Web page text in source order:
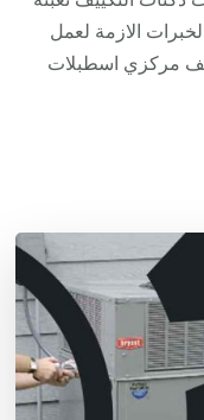
الازمة لعمل
مركزي اسطبلات